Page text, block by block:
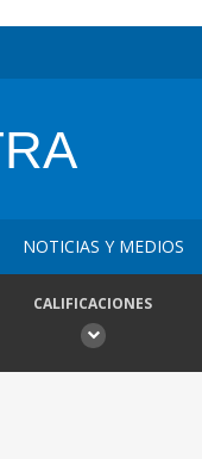
NOTICIAS Y MEDIOS
CALIFICACIONES